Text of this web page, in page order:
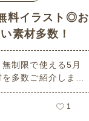
料イラスト◎お
素材多数！
制限で使える5月
多数ご紹介しま
くておしゃれなイ
どもの日（端午の
5月ならではのイ
1